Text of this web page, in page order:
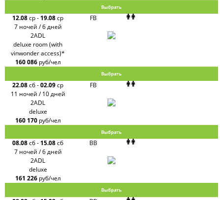
Выбрать
12.08ср- 19.08ср
7 ночей / 6 дней
FB
2ADL
deluxe room (with
vinwonder access)*
160 086 руб/чел
Выбрать
22.08сб-02.09ср
11 ночей / 10 дней
FB
2ADL
deluxe
160 170 руб/чел
Выбрать
08.08сб- 15.08сб
7 ночей / 6 дней
BB
2ADL
deluxe
161 226 руб/чел
Выбрать